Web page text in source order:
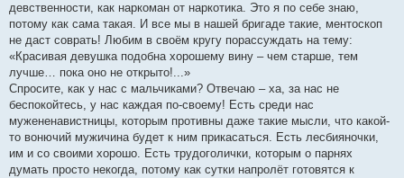
девственности, как наркоман от наркотика. Это я по себе знаю,
потому как сама такая. И все мы в нашей бригаде такие, ментоскоп
не даст соврать! Любим в своём кругу порассуждать на тему:
«Красивая девушка подобна хорошему вину – чем старше, тем
лучше… пока оно не открыто!...»
Спросите, как у нас с мальчиками? Отвечаю – ха, за нас не
беспокойтесь, у нас каждая по-своему! Есть среди нас
мужененавистницы, которым противны даже такие мысли, что какой-
то вонючий мужичина будет к ним прикасаться. Есть лесбияночки,
им и со своими хорошо. Есть трудоголички, которым о парнях
думать просто некогда, потому как сутки напролёт готовятся к